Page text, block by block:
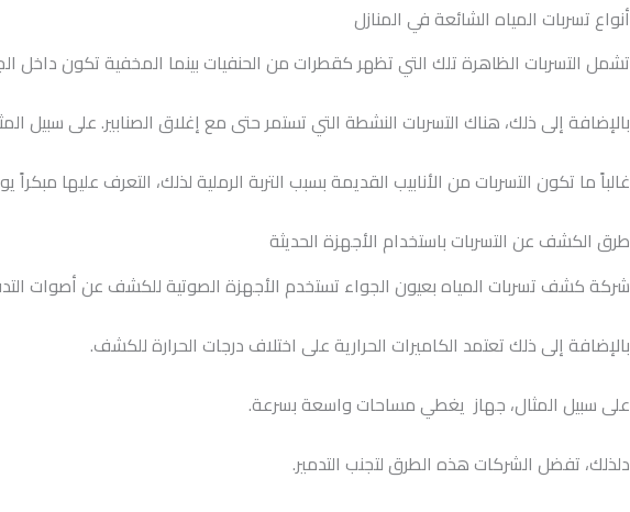
أنواع تسربات المياه الشائعة في المنازل
تشمل التسربات الظاهرة تلك التي تظهر كقطرات من الحنفيات بينما المخفية تكون داخل
بالإضافة إلى ذلك، هناك التسربات النشطة التي تستمر حتى مع إغلاق الصنابير. على سبيل
غالباً ما تكون التسربات من الأنابيب القديمة بسبب التربة الرملية لذلك، التعرف عليها مبكراً
طرق الكشف عن التسربات باستخدام الأجهزة الحديثة
شركة كشف تسربات المياه بعيون الجواء تستخدم الأجهزة الصوتية للكشف عن أصوات
بالإضافة إلى ذلك تعتمد الكاميرات الحرارية على اختلاف درجات الحرارة للكشف.
على سبيل المثال، جهاز يغطي مساحات واسعة بسرعة.
دلذلك، تفضل الشركات هذه الطرق لتجنب التدمير.